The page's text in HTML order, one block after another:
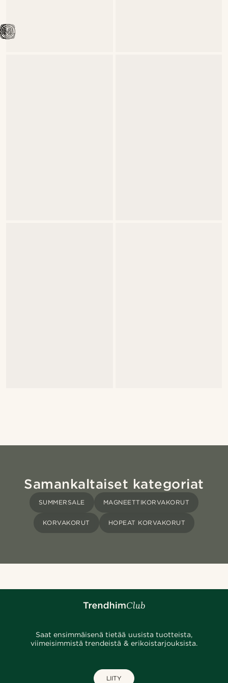
Samankaltaiset kategoriat
SUMMERSALE MAGNEETTIKORVAKORUT
KORVAKORUT HOPEAT KORVAKORUT
Saat ensimmäisenä tietää uusista tuotteista,
viimeisimmistä trendeistä & erikoistarjouksista.
LIITY